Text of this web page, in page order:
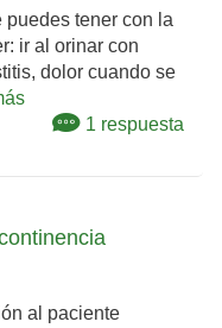
tener con la
ir al orinar con
dolor cuando se
1 respuesta
al paciente